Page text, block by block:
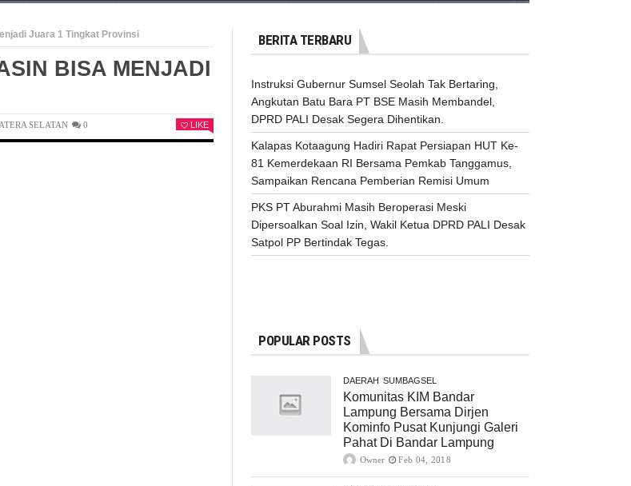
Juara 1 Tingkat Provinsi
BISA MENJADI
SELATAN 0 LIKE
BERITA TERBARU
Instruksi Gubernur Sumsel Seolah Tak Bertaring,
Angkutan Batu Bara PT BSE Masih Membandel,
DPRD PALI Desak Segera Dihentikan.
Kalapas Kotaagung Hadiri Rapat Persiapan HUT Ke-
81 Kemerdekaan RI Bersama Pemkab Tanggamus,
Sampaikan Rencana Pemberian Remisi Umum
PKS PT Aburahmi Masih Beroperasi Meski
Dipersoalkan Soal Izin, Wakil Ketua DPRD PALI Desak
Satpol PP Bertindak Tegas.
POPULAR POSTS
DAERAH SUMBAGSEL
Komunitas KIM Bandar
Lampung Bersama Dirjen
Kominfo Pusat Kunjungi Galeri
Pahat Di Bandar Lampung
Owner Feb 04, 2018